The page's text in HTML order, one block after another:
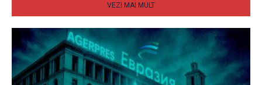
VEZI MAI MULT